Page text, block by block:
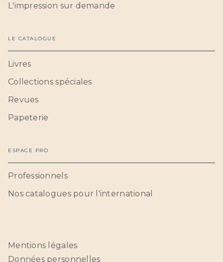
L'impression sur demande
LE CATALOGUE
Livres
Collections spéciales
Revues
Papeterie
ESPACE PRO
Professionnels
Nos catalogues pour l'international
Mentions légales
Données personnelles